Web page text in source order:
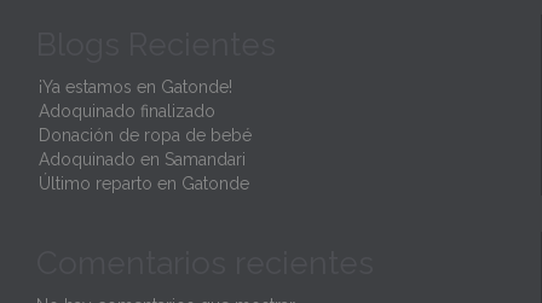
¡Ya estamos en Gatonde!
Adoquinado finalizado
Donación de ropa de bebé
Adoquinado en Samandari
Último reparto en Gatonde